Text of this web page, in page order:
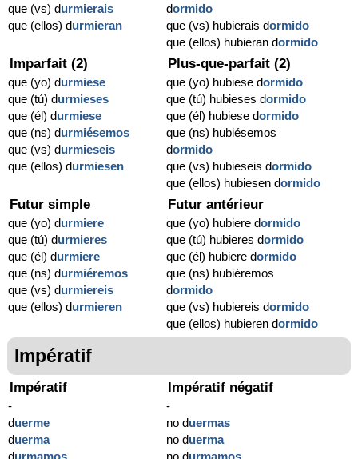
que (vs) durmierais
que (ellos) durmieran
dormido
que (vs) hubierais dormido
que (ellos) hubieran dormido
Imparfait (2)
que (yo) durmiese
que (tú) durmieses
que (él) durmiese
que (ns) durmiésemos
que (vs) durmieseis
que (ellos) durmiesen
Plus-que-parfait (2)
que (yo) hubiese dormido
que (tú) hubieses dormido
que (él) hubiese dormido
que (ns) hubiésemos
dormido
que (vs) hubieseis dormido
que (ellos) hubiesen dormido
Futur simple
que (yo) durmiere
que (tú) durmieres
que (él) durmiere
que (ns) durmiéremos
que (vs) durmiereis
que (ellos) durmieren
Futur antérieur
que (yo) hubiere dormido
que (tú) hubieres dormido
que (él) hubiere dormido
que (ns) hubiéremos
dormido
que (vs) hubiereis dormido
que (ellos) hubieren dormido
Impératif
Impératif
-
duerme
duerma
durmamos
Impératif négatif
-
no duermas
no duerma
no durmamos